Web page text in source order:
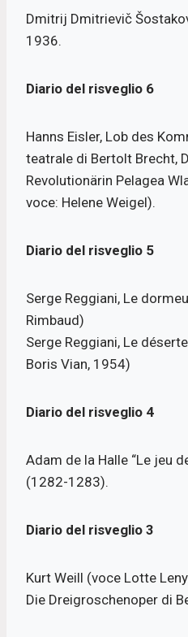
Dmitrij Dmitrievič
1936.
Diario del risveglio 6
Hanns Eisler, Lob des
teatrale di Bertolt Brecht,
Revolutionärin Pelagea
voce: Helene Weigel).
Diario del risveglio 5
Serge Reggiani, Le
Rimbaud)
Serge Reggiani, Le
Boris Vian, 1954)
Diario del risveglio 4
Adam de la Halle “Le jeu
(1282-1283).
Diario del risveglio 3
Kurt Weill (voce Lotte
Die Dreigroschenoper di